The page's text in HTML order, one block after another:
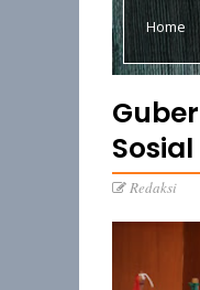
Home
Redaksi